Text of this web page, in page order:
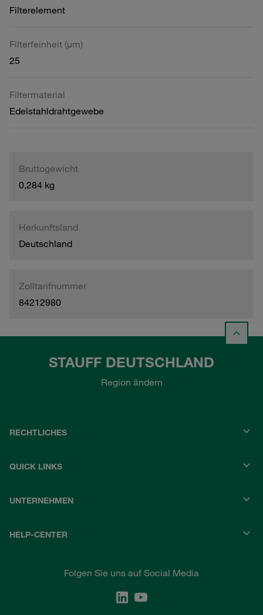
Filterelement
Filterfeinheit (µm)
25
Filtermaterial
Edelstahldrahtgewebe
Bruttogewicht
0,284 kg
Herkunftsland
Deutschland
Zolltarifnummer
84212980
STAUFF DEUTSCHLAND
Region ändern
RECHTLICHES
QUICK LINKS
UNTERNEHMEN
HELP-CENTER
Folgen Sie uns auf Social Media